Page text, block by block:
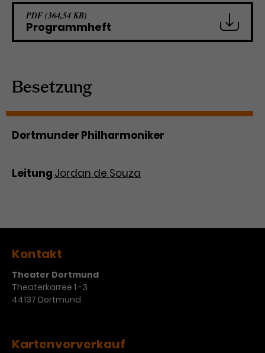
PDF (364,54 KB)
Programmheft
Besetzung
Dortmunder Philharmoniker
Leitung Jordan de Souza
Kontakt
Theater Dortmund
Theaterkarree 1 -3
44137 Dortmund
Kartenvorverkauf